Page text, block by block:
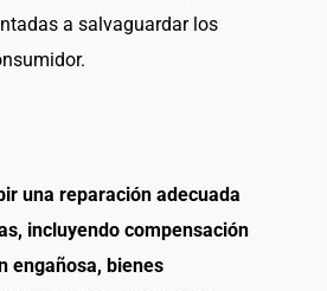
a salvaguardar los
una reparación adecuada
incluyendo compensación
engañosa, bienes